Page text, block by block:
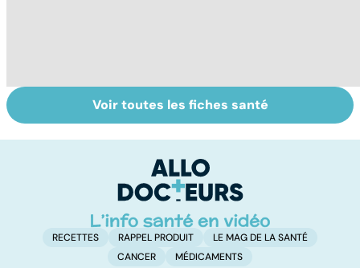
Algodystrophie,
la douleur des
Tout savoir sur
les infections
Voir toutes les fiches santé
RECETTES RAPPEL PRODUIT
LE MAG DE LA SANTÉ
CANCER
MÉDICAMENTS